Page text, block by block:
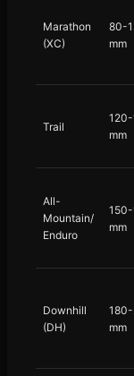
Marathon
(XC)
80-
mm
Trail
mm
All-
Mountain/
Enduro
mm
Downhill
(DH)
mm